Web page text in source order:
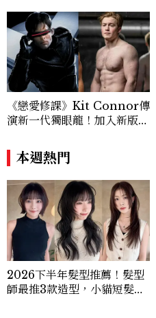
《戀愛修課》Kit Connor傳
演新一代獨眼龍！加入新版
Sink
本週熱門
2026下半年髮型推薦！髮型
師最推3款造型，小貓短髮、